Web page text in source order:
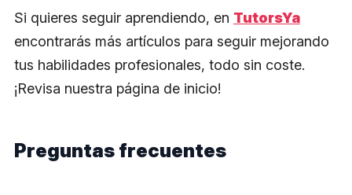
Si quieres seguir aprendiendo, en TutorsYa
encontrarás más artículos para seguir mejorando
tus habilidades profesionales, todo sin coste.
¡Revisa nuestra página de inicio!
Preguntas frecuentes